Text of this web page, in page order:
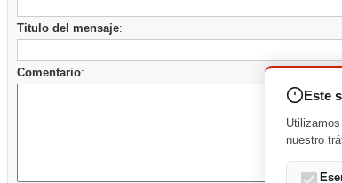
Titulo del mensaje:
Comentario:
Este
nuestro